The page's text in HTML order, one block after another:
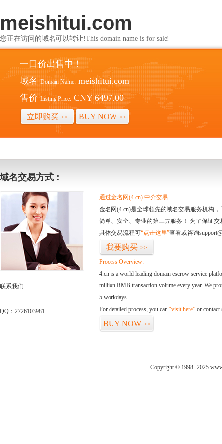
meishitui.com
您正在访问的域名可以转让!This domain name is for sale!
一口价出售中！
域名 Domain Name: meishitui.com
售价 Listing Price: CNY 6497.00
立即购买 >> BUY NOW >>
域名交易方式：
联系我们
QQ：2726103981
通过金名网(4.cn) 中介交易
金名网(4.cn)是全球领先的域名交易服务机构
简单、安全、专业的第三方服务！ 为了保证
具体交易流程可“点击这里”查看或咨询
我要购买 >>
Process Overview:
4.cn is a world leading domain escrow service
million RMB transaction volume every year. We
5 workdays.
For detailed process, you can “visit here” or contact
BUY NOW >>
Copyright © 1998 -2025